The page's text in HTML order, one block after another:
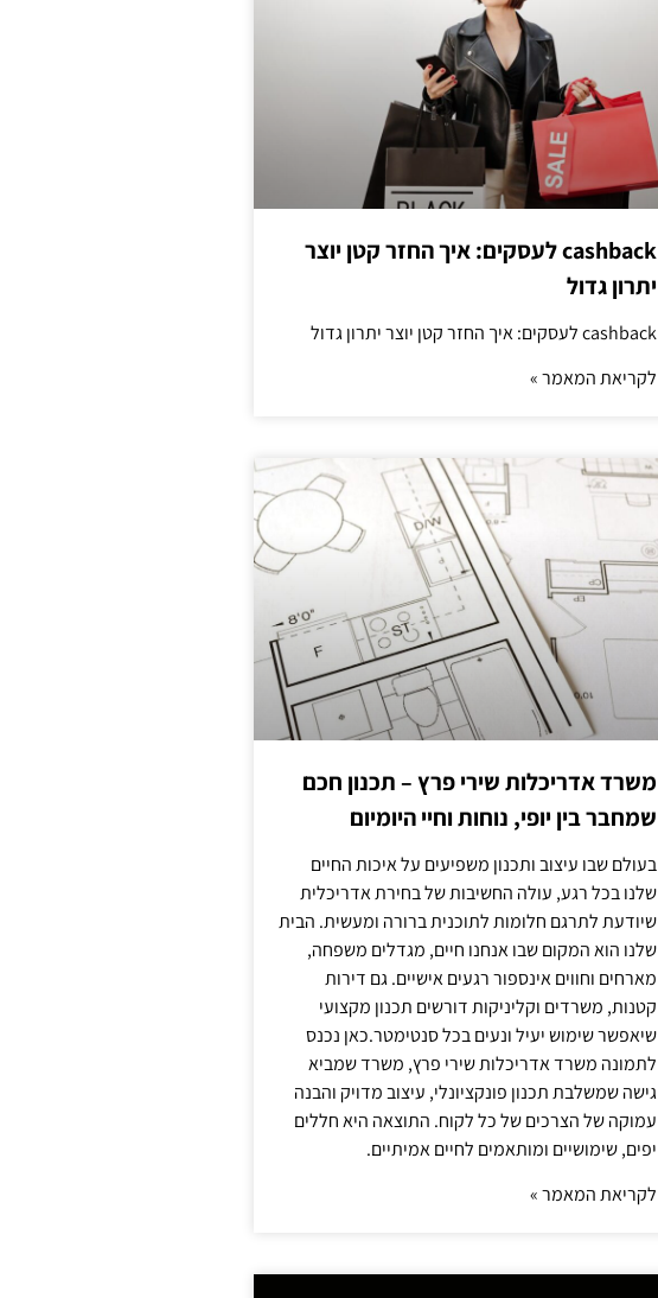
cashback לעסקים: איך החזר קטן יוצר
יתרון גדול
cashback לעסקים: איך החזר קטן יוצר יתרון גדול
לקריאת המאמר »
משרד אדריכלות שירי פרץ – תכנון חכם
שמחבר בין יופי, נוחות וחיי היומיום
בעולם שבו עיצוב ותכנון משפיעים על איכות החיים
שלנו בכל רגע, עולה החשיבות של בחירת אדריכלית
שיודעת לתרגם חלומות לתוכנית ברורה ומעשית. הבית
שלנו הוא המקום שבו אנחנו חיים, מגדלים משפחה,
מארחים וחווים אינספור רגעים אישיים. גם דירות
קטנות, משרדים וקליניקות דורשים תכנון מקצועי
שיאפשר שימוש יעיל ונעים בכל סנטימטר.כאן נכנס
לתמונה משרד אדריכלות שירי פרץ, משרד שמביא
גישה שמשלבת תכנון פונקציונלי, עיצוב מדויק והבנה
עמוקה של הצרכים של כל לקוח. התוצאה היא חללים
יפים, שימושיים ומותאמים לחיים אמיתיים.
לקריאת המאמר »